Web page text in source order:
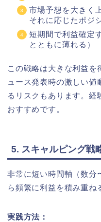
市場予想を大きく
それに応じたポジ
短期間で利益確定
とともに薄れる）
この戦略は大きな利益を
ュース発表時の激しい値
るリスクもあります。経
おすすめです。
5. スキャルピング戦
非常に短い時間軸（数分
ら頻繁に利益を積み重ね
実践方法：